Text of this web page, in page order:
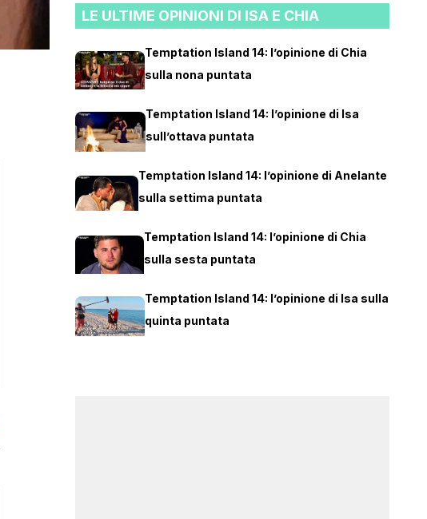
LE ULTIME OPINIONI DI ISA E CHIA
Temptation Island 14: l’opinione di Chia
sulla nona puntata
Temptation Island 14: l’opinione di Isa
sull’ottava puntata
Temptation Island 14: l’opinione di Anelante
sulla settima puntata
Temptation Island 14: l’opinione di Chia
sulla sesta puntata
Temptation Island 14: l’opinione di Isa sulla
quinta puntata